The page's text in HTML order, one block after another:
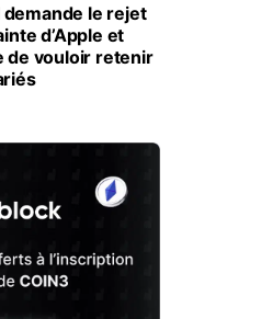
demande le rejet
d’Apple et
de vouloir retenir